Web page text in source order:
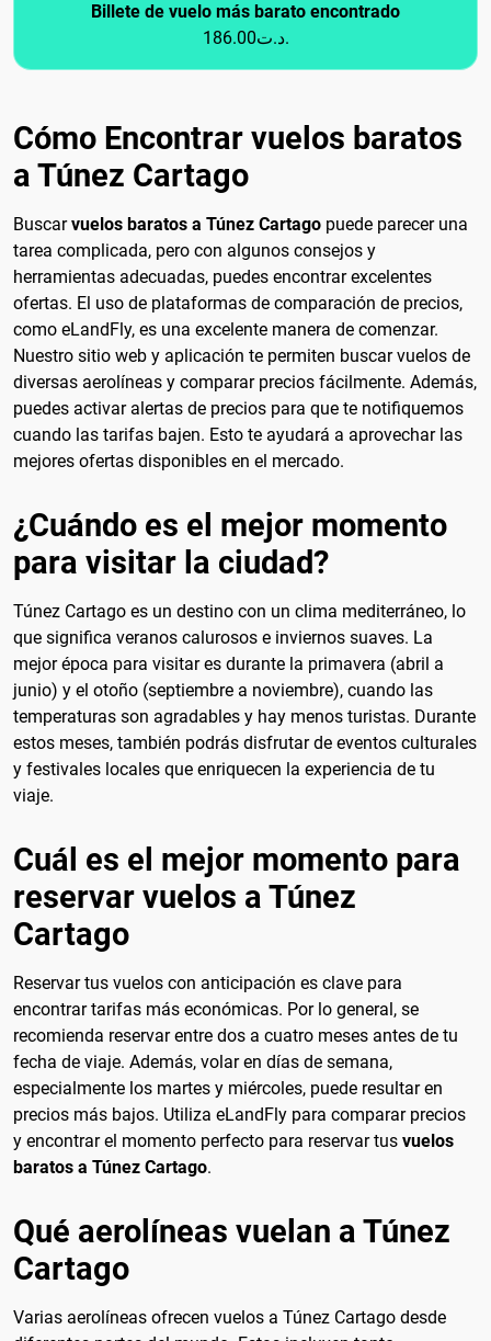
Billete de vuelo más barato encontrado
186.00د.ت.
Cómo Encontrar vuelos baratos
a Túnez Cartago
Buscarvuelos baratos a Túnez Cartago puede parecer una
tarea complicada, pero con algunos consejos y
herramientas adecuadas, puedes encontrar excelentes
ofertas. El uso de plataformas de comparación de precios,
como eLandFly, es una excelente manera de comenzar.
Nuestro sitio web y aplicación te permiten buscar vuelos de
diversas aerolíneas y comparar precios fácilmente. Además,
puedes activar alertas de precios para que te notifiquemos
cuando las tarifas bajen. Esto te ayudará a aprovechar las
mejores ofertas disponibles en el mercado.
¿Cuándo es el mejor momento
para visitar la ciudad?
Túnez Cartago es un destino con un clima mediterráneo, lo
que significa veranos calurosos e inviernos suaves. La
mejor época para visitar es durante la primavera (abril a
junio) y el otoño (septiembre a noviembre), cuando las
temperaturas son agradables y hay menos turistas. Durante
estos meses, también podrás disfrutar de eventos culturales
y festivales locales que enriquecen la experiencia de tu
viaje.
Cuál es el mejor momento para
reservar vuelos a Túnez
Cartago
Reservar tus vuelos con anticipación es clave para
encontrar tarifas más económicas. Por lo general, se
recomienda reservar entre dos a cuatro meses antes de tu
fecha de viaje. Además, volar en días de semana,
especialmente los martes y miércoles, puede resultar en
precios más bajos. Utiliza eLandFly para comparar precios
y encontrar el momento perfecto para reservar tus vuelos
baratos a Túnez Cartago.
Qué aerolíneas vuelan a Túnez
Cartago
Varias aerolíneas ofrecen vuelos a Túnez Cartago desde